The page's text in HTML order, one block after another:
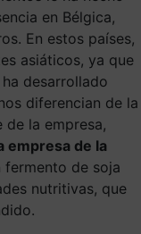
en Bélgica,
En estos países,
asiáticos, ya que
desarrollado
diferencian de la
de la empresa,
empresa de la
fermento de soja
nutritivas, que